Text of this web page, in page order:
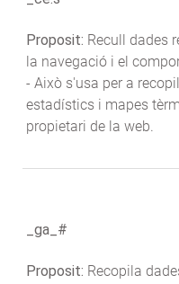
Proposit: Recull dades
la navegació i el
- Això s'usa per a
estadístics i mapes
propietari de la web.
_ga_#
Proposit: Recopila